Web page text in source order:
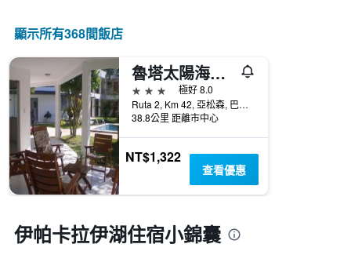
顯示所有368間飯店
魯塔太陽海岸酒店
3星級
極好 8.0
Ruta 2, Km 42, 亞松森, 巴拉圭
38.8公里 距離市中心
NT$1,322
查看優惠
伊帕卡拉伊湖住宿小錦囊